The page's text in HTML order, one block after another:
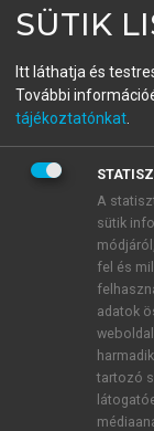
A regisztráció
BELÉPÉS
ÚJ FIÓK
1 óra
E-MAIL-CÍM
SÜTIK
Itt láthatja és
További
tájékoztatónkat
A
sütik
fel és
adatok
tartozó